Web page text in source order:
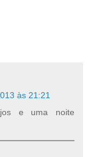
às 21:21
e uma noite